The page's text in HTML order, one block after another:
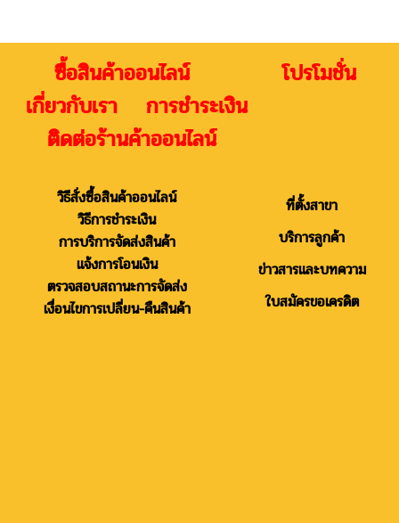
ซื้อสินค้าออนไลน์ โปรโมชั่น
เกี่ยวกับเรา การชำระเงิน
ติดต่อร้านค้าออนไลน์
วิธีสั่งซื้อสินค้าออนไลน์
วิธีการชำระเงิน
การบริการจัดส่งสินค้า
แจ้งการโอนเงิน
ตรวจสอบสถานะการจัดส่ง
เงื่อนไขการเปลี่ยน-คืนสินค้า
ที่ตั้งสาขา
บริการลูกค้า
ข่าวสารและบทความ
ใบสมัครขอเครดิต